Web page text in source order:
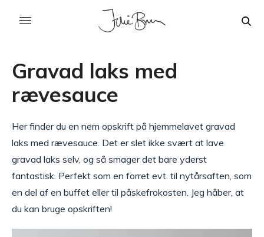
Gravad laks med
rævesauce
Her finder du en nem opskrift på hjemmelavet gravad
laks med rævesauce. Det er slet ikke svært at lave
gravad laks selv, og så smager det bare yderst
fantastisk. Perfekt som en forret evt. til nytårsaften, som
en del af en buffet eller til påskefrokosten. Jeg håber, at
du kan bruge opskriften!